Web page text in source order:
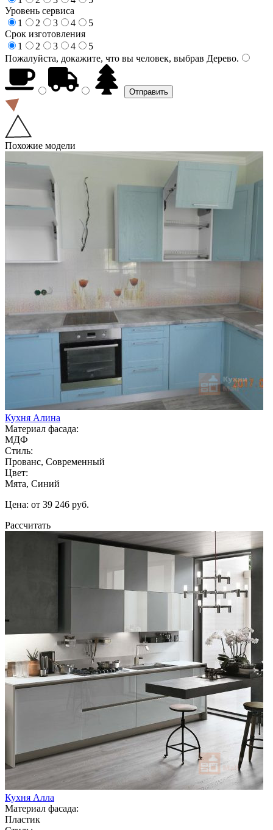
Уровень сервиса
1
2 3 4
5
Срок изготовления
1
2 3 4
5
Пожалуйста, докажите, что вы человек, выбрав Дерево.
Похожие модели
Кухня Алина
Материал фасада:
МДФ
Стиль:
Прованс, Современный
Цвет:
Мята, Синий
Цена: от 39 246 руб.
Рассчитать
Кухня Алла
Материал фасада:
Пластик